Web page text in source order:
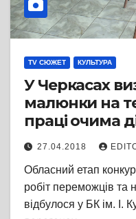
TV СЮЖЕТ КУЛЬТУРА
У Черкасах
малюнки на
праці очима
27.04.2018
Обласний етап
робіт переможців
відбулося у БК ім. І.